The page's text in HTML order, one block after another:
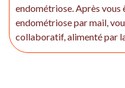
endométriose. Après vous
endométriose par mail,
collaboratif, alimenté par